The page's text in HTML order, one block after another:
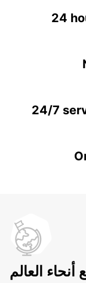
24
24/7
العالم